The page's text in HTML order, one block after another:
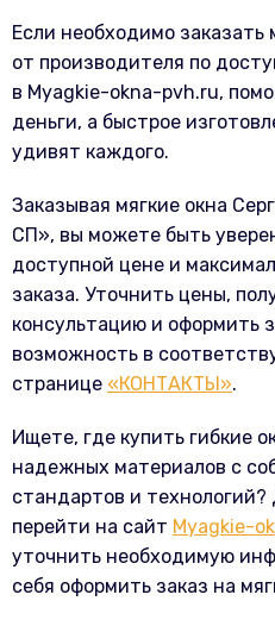
Если необходимо заказать
от производителя по
в Myagkie-okna-pvh.ru,
деньги, а быстрое
удивят каждого.
Заказывая мягкие окна
СП», вы можете быть
доступной цене и
заказа. Уточнить цены,
консультацию и оформить
возможность в
странице «КОНТАКТЫ».
Ищете, где купить гибкие
надежных материалов с
стандартов и
перейти на сайт Myagkie-
уточнить необходимую
себя оформить заказ на